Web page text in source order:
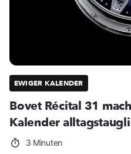
EWIGER KALENDER
Bovet Récital 31
Kalender
3 Minuten